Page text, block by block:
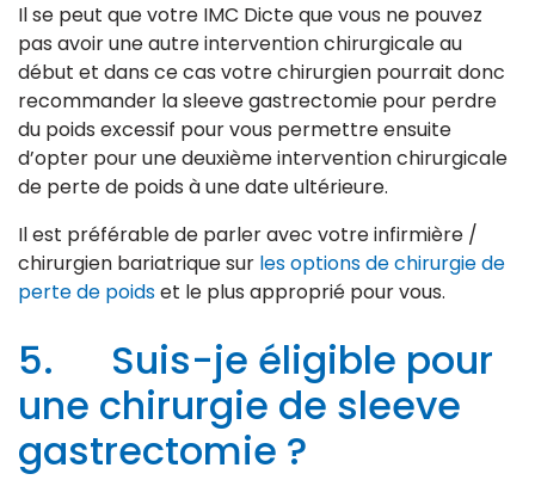
Il se peut que votre IMC Dicte que vous ne pouvez
pas avoir une autre intervention chirurgicale au
début et dans ce cas votre chirurgien pourrait donc
recommander la sleeve gastrectomie pour perdre
du poids excessif pour vous permettre ensuite
d’opter pour une deuxième intervention chirurgicale
de perte de poids à une date ultérieure.
Il est préférable de parler avec votre infirmière /
chirurgien bariatrique sur les options de chirurgie de
perte de poidset le plus approprié pour vous.
5. Suis-je éligible pour
une chirurgie de sleeve
gastrectomie ?